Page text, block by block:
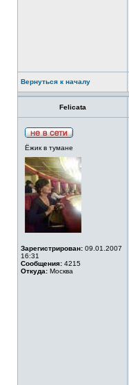
Вернуться к началу
Felicata
Ёжик в тумане
Зарегистрирован: 09.01.2007
16:31
Сообщения: 4215
Откуда: Москва